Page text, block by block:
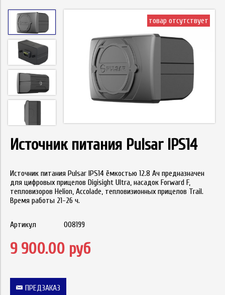
товар отсутствует
Источник питания Pulsar IPS14
Источник питания Pulsar IPS14 ёмкостью 12.8 Ач предназначен
для цифровых прицелов Digisight Ultra, насадок Forward F,
тепловизоров Helion, Accolade, тепловизионных прицелов Trail.
Время работы 21-26 ч.
Артикул 008199
9 900.00 руб
ПРЕДЗАКАЗ